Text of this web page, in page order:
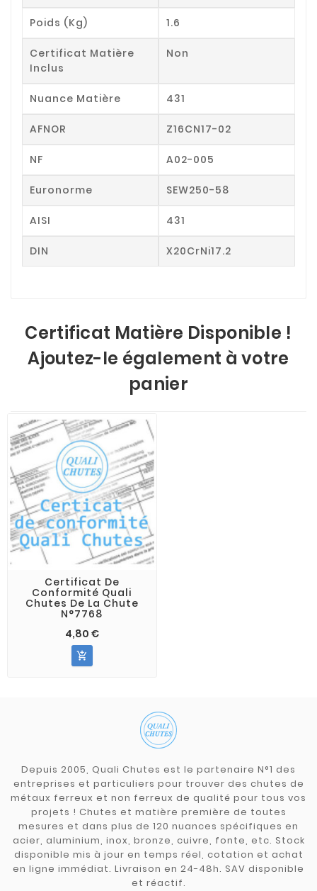
Poids (kg) 1.6
Certificat Matière
Inclus
Non
Nuance Matière 431
AFNOR Z16CN17-02
NF A02-005
Euronorme SEW250-58
AISI 431
DIN X20CrNi17.2
Certificat Matière Disponible !
Ajoutez-le également à votre
panier
Certificat De
Conformité Quali
Chutes De La Chute
N°7768
4,80 €

Depuis 2005, Quali Chutes est le partenaire N°1 des
entreprises et particuliers pour trouver des chutes de
métaux ferreux et non ferreux de qualité pour tous vos
projets ! Chutes et matière première de toutes
mesures et dans plus de 120 nuances spécifiques en
acier, aluminium, inox, bronze, cuivre, fonte, etc. Stock
disponible mis à jour en temps réel, cotation et achat
en ligne immédiat. Livraison en 24-48h. SAV disponible
et réactif.